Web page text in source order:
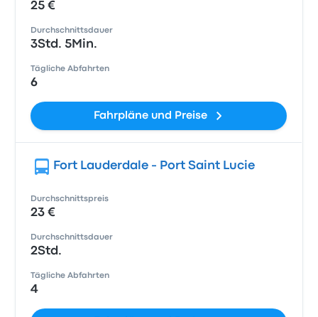
25 €
Durchschnittsdauer
3Std. 5Min.
Tägliche Abfahrten
6
Fahrpläne und Preise
Fort Lauderdale - Port Saint Lucie
Durchschnittspreis
23 €
Durchschnittsdauer
2Std.
Tägliche Abfahrten
4